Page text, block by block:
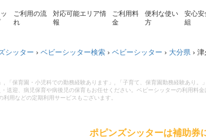
ッ
ご利用の流
れ
対応可能エリア情
報
ご利用料
金
便利な使い
方
安心安
組
シッター › ベビーシッター検索 › ベビーシッター › 大分県 › 津
「保育園・小児科での勤務経験あります」, 「子育て、保育園勤務経験あり
送迎、病児保育や病後児の保育もお任せください。ベビーシッターの利用料
用などの定期利用サービスもございます。
ポピンズシッターは補助券